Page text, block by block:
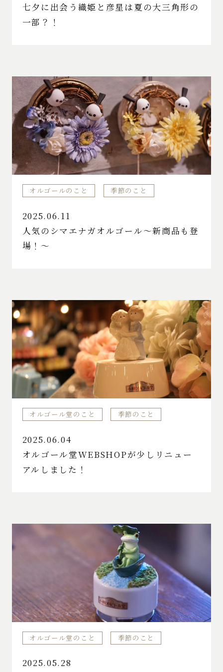
七夕に出会う織姫と彦星は夏の大三角形の
一部？！
オルゴールのこと 季節のこと
2025.06.11
人気のシマエナガオルゴール〜新商品も登
場！〜
オルゴール堂のこと 季節のこと
2025.06.04
オルゴール堂WEBSHOPが少しリニュー
アルしました！
オルゴール堂のこと 季節のこと
2025.05.28